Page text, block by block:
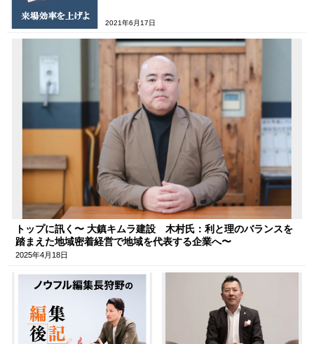
2021年6月17日
トップに訊く〜 大鎮キムラ建設 木村氏：利と理のバランスを
踏まえた地域密着経営で地域を代表する企業へ〜
2025年4月18日